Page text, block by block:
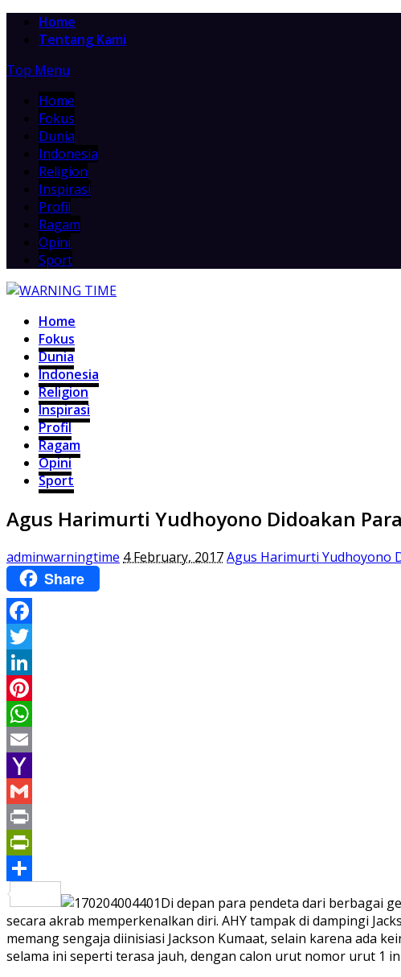
Home
Tentang Kami
Top Menu
Home
Fokus
Dunia
Indonesia
Religion
Inspirasi
Profil
Ragam
Opini
Sport
Home
Fokus
Dunia
Indonesia
Religion
Inspirasi
Profil
Ragam
Opini
Sport
Agus Harimurti Yudhoyono Didoakan
adminwarningtime 4 February, 2017Agus Harimurti Yudhoyono
Share
Facebook
Twitter
LinkedIn
Pinterest
WhatsApp
Email
Yahoo
Mail
Gmail
Print
PrintFriendly
Share
Di depan para pendeta dari berbagai
secara akrab memperkenalkan diri. AHY tampak di dampingi
memang sengaja diinisiasi Jackson Kumaat, selain karena ada
selama ini seperti terasa jauh, dengan calon urut nomor urut 1